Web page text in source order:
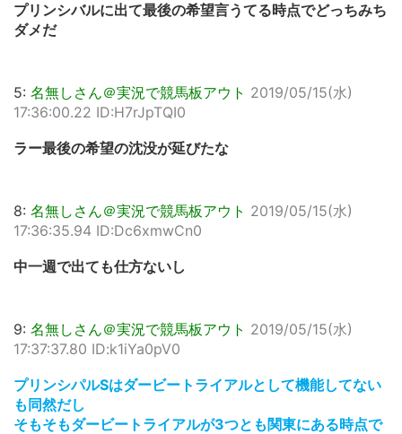
プリンシバルに出て最後の希望言うてる時点でどっちみち
ダメだ
5: 名無しさん＠実況で競馬板アウト 2019/05/15(水)
17:36:00.22 ID:H7rJpTQI0
ラー最後の希望の沈没が延びたな
8: 名無しさん＠実況で競馬板アウト 2019/05/15(水)
17:36:35.94 ID:Dc6xmwCn0
中一週で出ても仕方ないし
9: 名無しさん＠実況で競馬板アウト 2019/05/15(水)
17:37:37.80 ID:k1iYa0pV0
プリンシパルSはダービートライアルとして機能してない
も同然だし
そもそもダービートライアルが3つとも関東にある時点で